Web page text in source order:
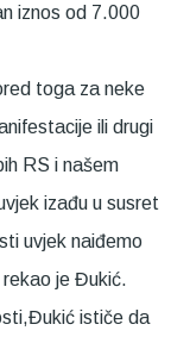
iznos od 7.000
toga za neke
ili drugi
RS i našem
izađu u susret
uvjek naiđemo
rekao je Đukić.
ističe da